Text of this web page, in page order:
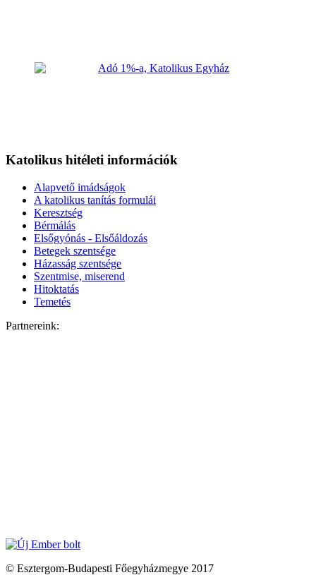
Katolikus hitéleti információk
Alapvető imádságok
A katolikus tanítás formulái
Keresztség
Bérmálás
Elsőgyónás - Elsőáldozás
Betegek szentsége
Házasság szentsége
Szentmise, miserend
Hitoktatás
Temetés
Partnereink:
© Esztergom-Budapesti Főegyházmegye 2017